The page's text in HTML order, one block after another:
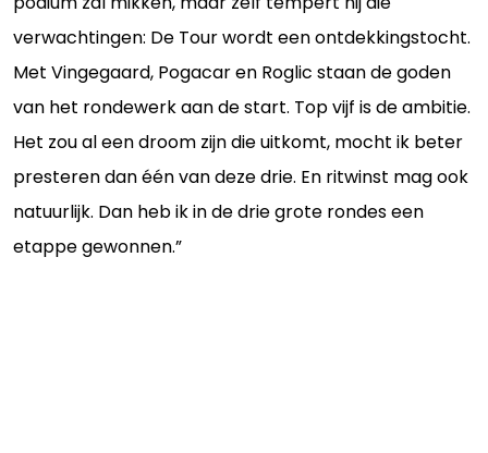
verwachtingen: De Tour wordt een ontdekkingstocht.
Met Vingegaard, Pogacar en Roglic staan de goden
van het rondewerk aan de start. Top vijf is de ambitie.
Het zou al een droom zijn die uitkomt, mocht ik beter
presteren dan één van deze drie. En ritwinst mag ook
natuurlijk. Dan heb ik in de drie grote rondes een
etappe gewonnen.”